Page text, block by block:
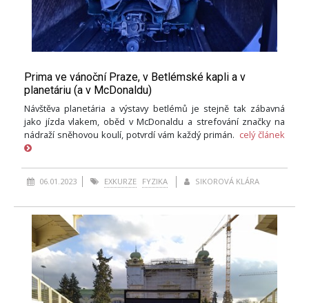
Prima ve vánoční Praze, v Betlémské kapli a v
planetáriu (a v McDonaldu)
Návštěva planetária a výstavy betlémů je stejně tak zábavná
jako jízda vlakem, oběd v McDonaldu a strefování značky na
nádraží sněhovou koulí, potvrdí vám každý primán. celý článek
06.01.2023 EXKURZE FYZIKA SIKOROVÁ KLÁRA